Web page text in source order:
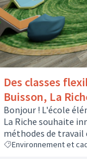
Des classes
Buisson, La
Bonjour ! L'école
La Riche souhaite
méthodes de travail
Environnement et